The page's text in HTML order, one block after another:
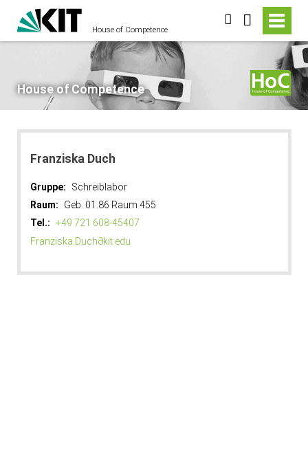
House of Competence
suchen
House of Competence
Franziska Duch
Gruppe:
Schreiblabor
Raum:
Geb. 01.86 Raum 455
Tel.: +49 721 608-45407
Franziska Duch∂kit edu